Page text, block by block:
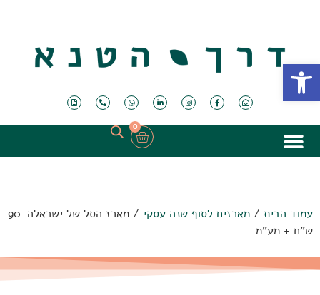
פתח סרגל נגישות
0
עמוד הבית / מארזים לסוף שנה עסקי
/ מארז הסל של ישראלה-90
ש"ח + מע"מ